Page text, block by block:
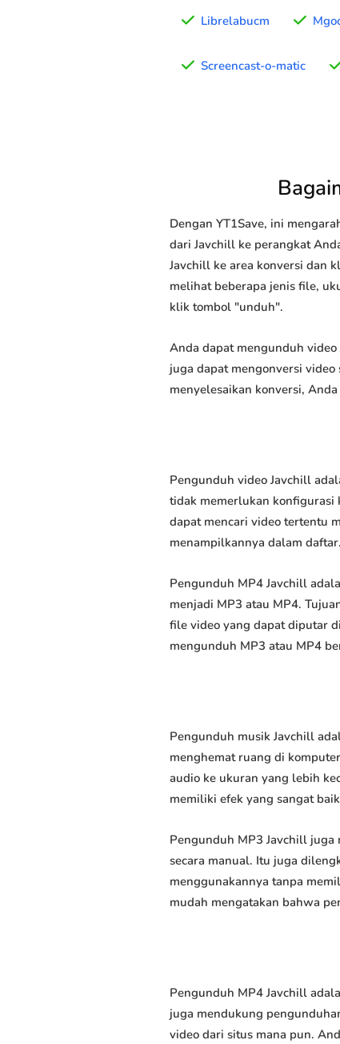
Librelabucm
Screencast-o-matic
Dengan YT1Save, ini
dari Javchill ke perangkat
Javchill ke area konversi dan
melihat beberapa jenis file,
klik tombol "unduh".
Anda dapat mengunduh
juga dapat mengonversi
menyelesaikan konversi,
Pengunduh video Javchill
tidak memerlukan konfigurasi
dapat mencari video tertentu
menampilkannya dalam
Pengunduh MP4 Javchill
menjadi MP3 atau MP4.
file video yang dapat diputar
mengunduh MP3 atau MP4
Pengunduh musik Javchill
menghemat ruang di
audio ke ukuran yang lebih
memiliki efek yang sangat
Pengunduh MP3 Javchill
secara manual. Itu juga
menggunakannya tanpa
mudah mengatakan bahwa
Pengunduh MP4 Javchill
juga mendukung
video dari situs mana pun.